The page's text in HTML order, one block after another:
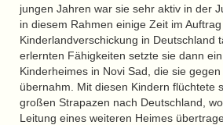
jungen Jahren war sie sehr aktiv in der
in diesem Rahmen einige Zeit im
Kinderlandverschickung in Deutschland
erlernten Fähigkeiten setzte sie dann
Kinderheimes in Novi Sad, die sie
übernahm. Mit diesen Kindern flüchtete
großen Strapazen nach Deutschland,
Leitung eines weiteren Heimes